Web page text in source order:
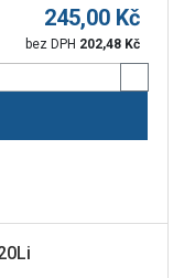
245,00 Kč
bez DPH 202,48 Kč